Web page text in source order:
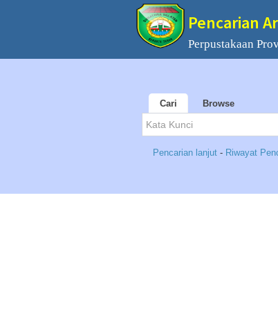
Pencarian
Perpustakaan
Cari Browse
Pencarian lanjut - Riwayat